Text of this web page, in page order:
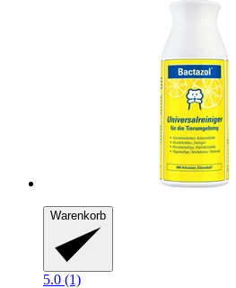
Warenkorb
5.0 (1)